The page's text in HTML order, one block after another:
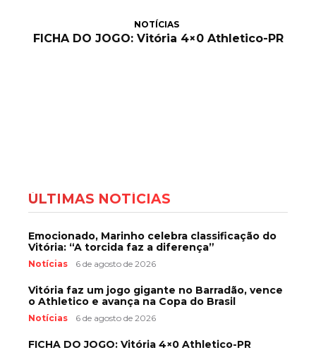
NOTÍCIAS
FICHA DO JOGO: Vitória 4×0 Athletico-PR
ÚLTIMAS NOTÍCIAS
Emocionado, Marinho celebra classificação do
Vitória: “A torcida faz a diferença”
Notícias 6 de agosto de 2026
Vitória faz um jogo gigante no Barradão, vence
o Athletico e avança na Copa do Brasil
Notícias 6 de agosto de 2026
FICHA DO JOGO: Vitória 4×0 Athletico-PR